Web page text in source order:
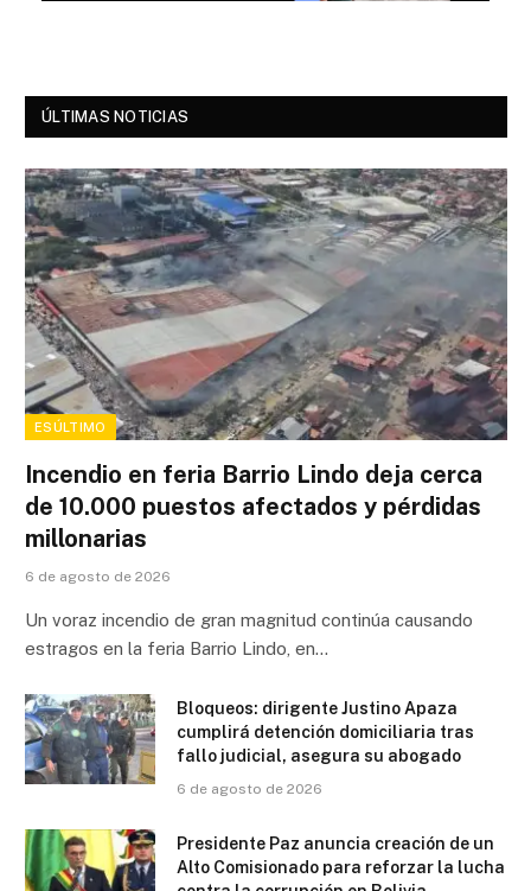
ÚLTIMAS NOTICIAS
ESÚLTIMO
Incendio en feria Barrio Lindo deja cerca
de 10.000 puestos afectados y pérdidas
millonarias
6 de agosto de 2026
Un voraz incendio de gran magnitud continúa causando
estragos en la feria Barrio Lindo, en…
Bloqueos: dirigente Justino Apaza
cumplirá detención domiciliaria tras
fallo judicial, asegura su abogado
6 de agosto de 2026
Presidente Paz anuncia creación de un
Alto Comisionado para reforzar la lucha